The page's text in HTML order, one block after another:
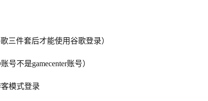
三件套后才能使用谷歌登录）
不是gamecenter账号）
模式登录